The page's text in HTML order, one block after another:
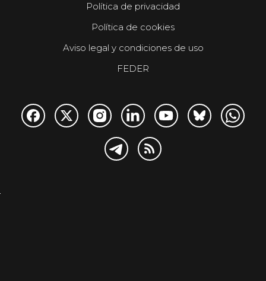
Política de privacidad
Política de cookies
Aviso legal y condiciones de uso
FEDER